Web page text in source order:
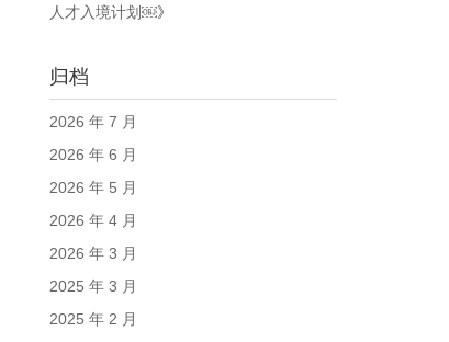
人才入境计划￼》
归档
2026 年 7 月
2026 年 6 月
2026 年 5 月
2026 年 4 月
2026 年 3 月
2025 年 3 月
2025 年 2 月